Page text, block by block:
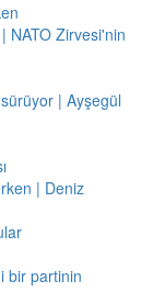
NATO Zirvesi'nin
| Ayşegül
| Deniz
bir partinin